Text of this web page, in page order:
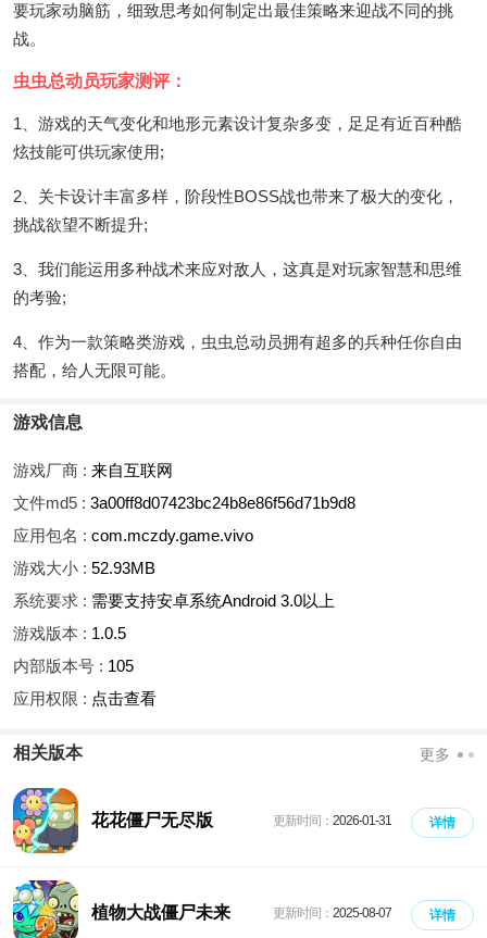
要玩家动脑筋，细致思考如何制定出最佳策略来迎战不同的挑
战。
虫虫总动员玩家测评：
1、游戏的天气变化和地形元素设计复杂多变，足足有近百种酷
炫技能可供玩家使用;
2、关卡设计丰富多样，阶段性BOSS战也带来了极大的变化，
挑战欲望不断提升;
3、我们能运用多种战术来应对敌人，这真是对玩家智慧和思维
的考验;
4、作为一款策略类游戏，虫虫总动员拥有超多的兵种任你自由
搭配，给人无限可能。
游戏信息
游戏厂商 : 来自互联网
文件md5 : 3a00ff8d07423bc24b8e86f56d71b9d8
应用包名 : com.mczdy.game.vivo
游戏大小 : 52.93MB
系统要求 : 需要支持安卓系统Android 3.0以上
游戏版本 : 1.0.5
内部版本号 : 105
应用权限 : 点击查看
相关版本 更多
花花僵尸无尽版 更新时间： 2026-01-31 详情
植物大战僵尸未来 更新时间： 2025-08-07 详情